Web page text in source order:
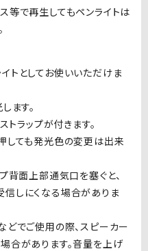
等で再生してもペンライトは
トとしてお使いいただけま
ます。
トラップが付きます。
しても発光色の変更は出来
背面上部通気口を塞ぐと、
しにくなる場合がありま
どでご使用の際、スピーカー
合があります。音量を上げ